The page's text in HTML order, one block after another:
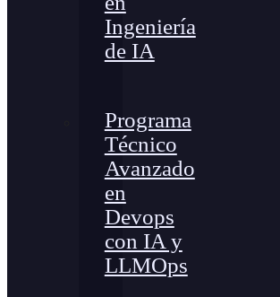
Ingeniería
de IA
Programa
Técnico
Avanzado
en
Devops
con IA y
LLMOps